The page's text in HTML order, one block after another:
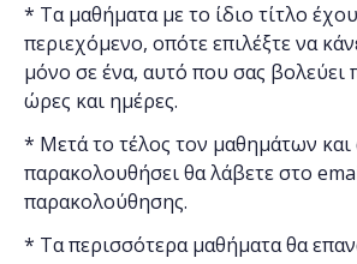
* Τα μαθήματα με το ίδιο τίτλο
περιεχόμενο, οπότε επιλέξτε να
μόνο σε ένα, αυτό που σας βολεύει
ώρες και ημέρες.
* Μετά το τέλος τον μαθημάτων και
παρακολουθήσει θα λάβετε στο
παρακολούθησης.
* Τα περισσότερα μαθήματα θα